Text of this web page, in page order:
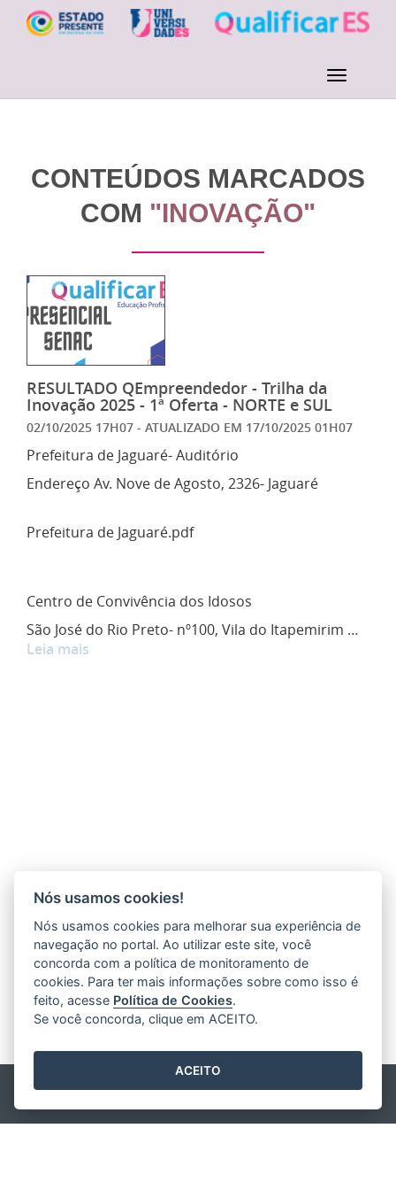
CONTEÚDOS MARCADOS
COM "INOVAÇÃO"
RESULTADO QEmpreendedor - Trilha da
Inovação 2025 - 1ª Oferta - NORTE e SUL
02/10/2025 17H07 - ATUALIZADO EM 17/10/2025 01H07
Prefeitura de Jaguaré- Auditório
Endereço Av. Nove de Agosto, 2326- Jaguaré
Prefeitura de Jaguaré.pdf
Centro de Convivência dos Idosos
São José do Rio Preto- nº100, Vila do Itapemirim …
Leia mais
Nós usamos cookies!
Nós usamos cookies para melhorar sua experiência de
navegação no portal. Ao utilizar este site, você
concorda com a política de monitoramento de
cookies. Para ter mais informações sobre como isso é
feito, acesse Política de Cookies.
Se você concorda, clique em ACEITO.
ACEITO